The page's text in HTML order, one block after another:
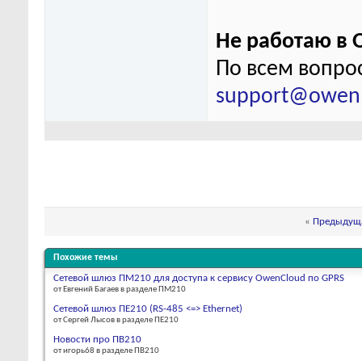
Не работаю в
По всем
«
Похожие темы
Сетевой шлюз ПМ210 для доступа к сервису OwenCloud по GPRS
от Евгений Багаев в разделе ПМ210
Сетевой шлюз ПЕ210 (RS-485 <=> Ethernet)
от Сергей Лысов в разделе ПЕ210
Новости про ПВ210
от игорь68 в разделе ПВ210